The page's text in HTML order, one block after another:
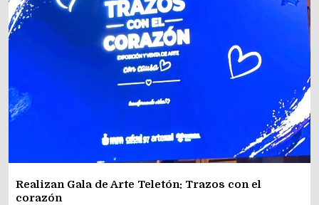
Realizan Gala de Arte Teletón: Trazos con el
corazón